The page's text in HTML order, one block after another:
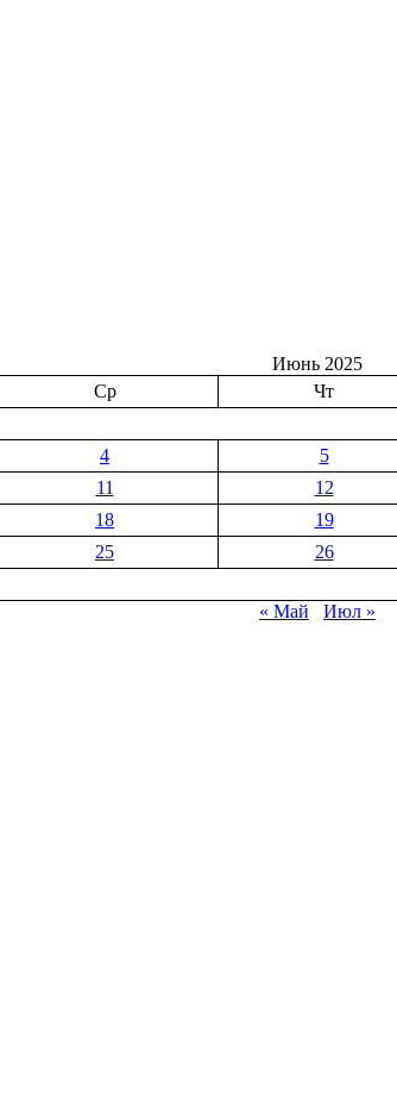
Июнь 2025
Ср Чт
4 5
11 12
18 19
25 26
« Май
Июл »